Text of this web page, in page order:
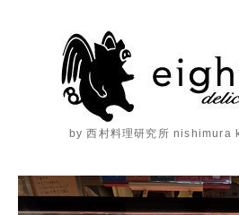
by 西村料理研究所 nishimura